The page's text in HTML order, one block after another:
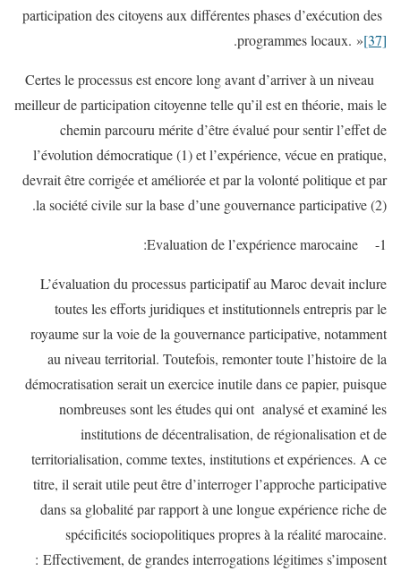
participation des citoyens aux différentes phases d’exécution des
programmes locaux. »[37]
.
Certes le processus est encore long avant d’arriver à un niveau
meilleur de participation citoyenne telle qu’il est en théorie, mais le
chemin parcouru mérite d’être évalué pour sentir l’effet de
l’évolution démocratique (1) et l’expérience, vécue en pratique,
devrait être corrigée et améliorée et par la volonté politique et par
la société civile sur la base d’une gouvernance participative (2).
1- Evaluation de l’expérience marocaine:
L’évaluation du processus participatif au Maroc devait inclure
toutes les efforts juridiques et institutionnels entrepris par le
royaume sur la voie de la gouvernance participative, notamment
au niveau territorial. Toutefois, remonter toute l’histoire de la
démocratisation serait un exercice inutile dans ce papier, puisque
nombreuses sont les études qui ont analysé et examiné les
institutions de décentralisation, de régionalisation et de
territorialisation, comme textes, institutions et expériences. A ce
titre, il serait utile peut être d’interroger l’approche participative
dans sa globalité par rapport à une longue expérience riche de
spécificités sociopolitiques propres à la réalité marocaine.
Effectivement, de grandes interrogations légitimes s’imposent :